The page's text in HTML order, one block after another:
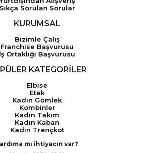
Sıkça Sorulan Sorular
KURUMSAL
Bizimle Çalış
Franchise Başvurusu
İş Ortaklığı Başvurusu
KATEGORİLER
Elbise
Etek
Kadın Gömlek
Kombinler
Kadın Takım
Kadın Kaban
Kadın Trençkot
mı ihtiyacın var?